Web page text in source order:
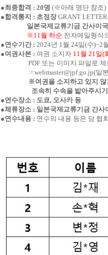
●최종합격 : 20명 (※아래 명단 참조)
●합격통지 : 초정장GRANT LETTER
일본국제교류기금 간사이국
※11월 하순 전자메일형식
●연수기간 : 2024년 1월 24일(수)~2
●여권사본 : 여권 소지자 11월 21일(
PDF 또는 이미지 파일로 제
☞webmaster@jpf.go.jp(일본
※여권을 소지하고 있지 않거나
조속히 수속을 밟아주시기
●연수장소 : 도쿄, 오사카 등
●체류장소 : 일본국제교류기금 간사
●연수내용 : 연수의 내용 등은 당 협